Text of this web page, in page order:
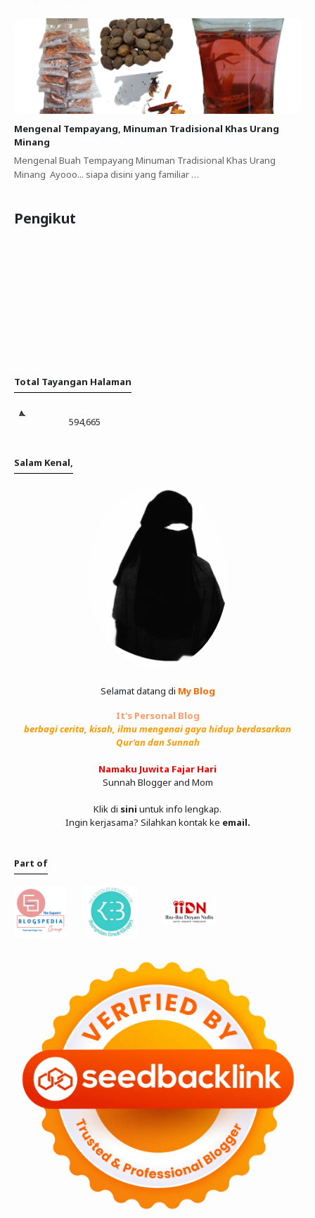
Mengenal Tempayang, Minuman Tradisional Khas Urang
Minang
Mengenal Buah Tempayang Minuman Tradisional Khas Urang
Minang Ayooo... siapa disini yang familiar …
Pengikut
Total Tayangan Halaman
594,665
Salam Kenal,
Selamat datang di My Blog
It's Personal Blog
berbagi cerita, kisah, ilmu mengenai gaya hidup berdasarkan
Qur'an dan Sunnah
Namaku Juwita Fajar Hari
Sunnah Blogger and Mom
Klik di sini untuk info lengkap.
Ingin kerjasama? Silahkan kontak ke email.
Part of